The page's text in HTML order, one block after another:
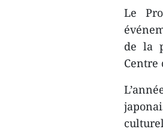
Le
de la
Centre